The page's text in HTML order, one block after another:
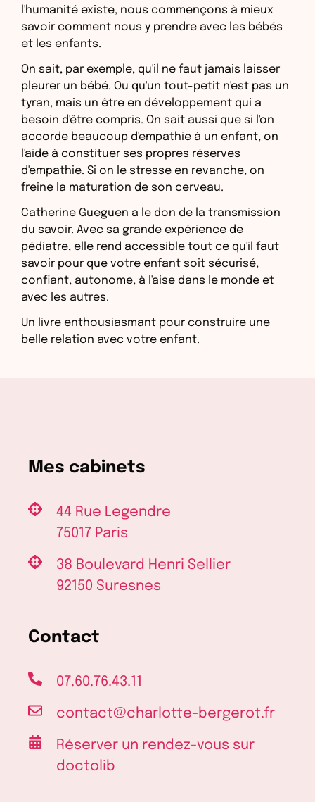
l'humanité existe, nous commençons à mieux
savoir comment nous y prendre avec les bébés
et les enfants.
On sait, par exemple, qu'il ne faut jamais laisser
pleurer un bébé. Ou qu'un tout-petit n'est pas un
tyran, mais un être en développement qui a
besoin d'être compris. On sait aussi que si l'on
accorde beaucoup d'empathie à un enfant, on
l'aide à constituer ses propres réserves
d'empathie. Si on le stresse en revanche, on
freine la maturation de son cerveau.
Catherine Gueguen a le don de la transmission
du savoir. Avec sa grande expérience de
pédiatre, elle rend accessible tout ce qu'il faut
savoir pour que votre enfant soit sécurisé,
confiant, autonome, à l'aise dans le monde et
avec les autres.
Un livre enthousiasmant pour construire une
belle relation avec votre enfant.
Mes cabinets
44 Rue Legendre
75017 Paris
38 Boulevard Henri Sellier
92150 Suresnes
Contact
07.60.76.43.11
contact@charlotte-bergerot.fr
Réserver un rendez-vous sur
doctolib